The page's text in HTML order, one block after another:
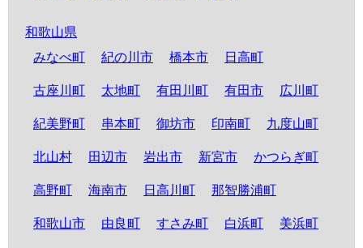
和歌山県
みなべ町
紀の川市 橋本市 日高町
古座川町 太地町 有田川町 有田市 広川町
紀美野町 串本町 御坊市 印南町 九度山町
北山村 田辺市 岩出市 新宮市 かつらぎ町
高野町 海南市 日高川町 那智勝浦町
和歌山市 由良町 すさみ町 白浜町 美浜町